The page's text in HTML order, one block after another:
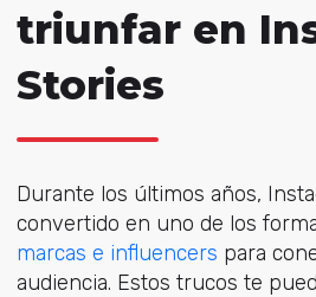
triunfar en
Stories
Durante los últimos años,
convertido en uno de los
marcas e influencers para
audiencia. Estos trucos te